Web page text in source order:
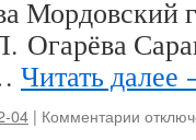
и
Мордовский
Огарёва
Читать далее
04 | Комментарии к